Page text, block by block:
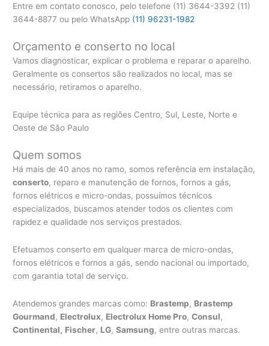
Entre em contato conosco, pelo telefone (11) 3644-3392 (11)
3644-8877 ou pelo WhatsApp (11) 96231-1982
Orçamento e conserto no local
Vamos diagnosticar, explicar o problema e reparar o aparelho.
Geralmente os consertos são realizados no local, mas se
necessário, retiramos o aparelho.
Equipe técnica para as regiões Centro, Sul, Leste, Norte e
Oeste de São Paulo
Quem somos
Há mais de 40 anos no ramo, somos referência em instalação,
conserto, reparo e manutenção de fornos, fornos a gás,
fornos elétricos e micro-ondas, possuímos técnicos
especializados, buscamos atender todos os clientes com
rapidez e qualidade nos serviços prestados.
Efetuamos conserto em qualquer marca de micro-ondas,
fornos elétricos e fornos a gás, sendo nacional ou importado,
com garantia total de serviço.
Atendemos grandes marcas como: Brastemp, Brastemp
Gourmand, Electrolux, Electrolux Home Pro,Consul,
Continental, Fischer, LG,Samsung, entre outras marcas.